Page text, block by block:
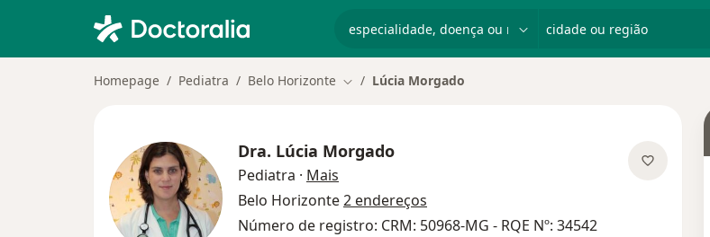
Homepage Pediatra Belo Horizonte Mudar de cidade
Lúcia Morgado
Dra. Lúcia Morgado
Pediatra · Mais
Belo Horizonte2 endereços
Número de registro: CRM: 50968-MG - RQE Nº: 34542